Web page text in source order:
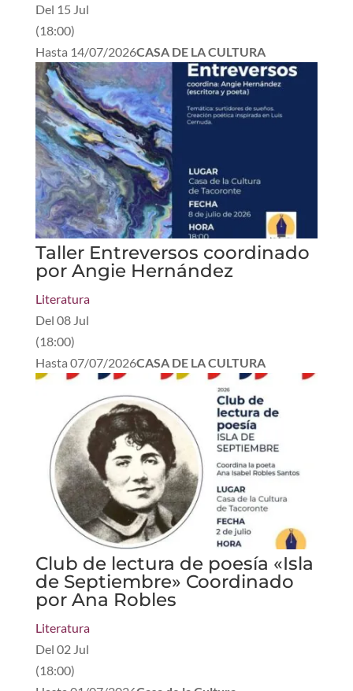
Del 15 Jul
(18:00)
Hasta 14/07/2026CASA DE LA CULTURA
Taller Entreversos coordinado
por Angie Hernández
Literatura
Del 08 Jul
(18:00)
Hasta 07/07/2026CASA DE LA CULTURA
Club de lectura de poesía «Isla
de Septiembre» Coordinado
por Ana Robles
Literatura
Del 02 Jul
(18:00)